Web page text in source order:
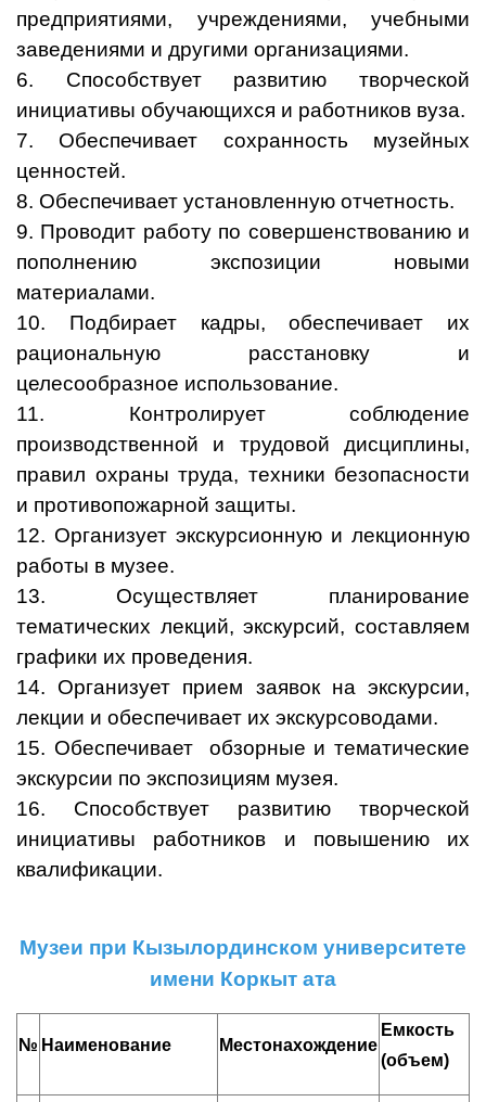
предприятиями, учреждениями, учебными
заведениями и другими организациями.
6. Способствует развитию творческой
инициативы обучающихся и работников вуза.
7. Обеспечивает сохранность музейных
ценностей.
8. Обеспечивает установленную отчетность.
9. Проводит работу по совершенствованию и
пополнению экспозиции новыми
материалами.
10. Подбирает кадры, обеспечивает их
рациональную расстановку и
целесообразное использование.
11. Контролирует соблюдение
производственной и трудовой дисциплины,
правил охраны труда, техники безопасности
и противопожарной защиты.
12. Организует экскурсионную и лекционную
работы в музее.
13. Осуществляет планирование
тематических лекций, экскурсий, составляем
графики их проведения.
14. Организует прием заявок на экскурсии,
лекции и обеспечивает их экскурсоводами.
15. Обеспечивает обзорные и тематические
экскурсии по экспозициям музея.
16. Способствует развитию творческой
инициативы работников и повышению их
квалификации.
Музеи при Кызылординском университете
имени Коркыт ата
№ Наименование Местонахождение
Емкость
(объем)